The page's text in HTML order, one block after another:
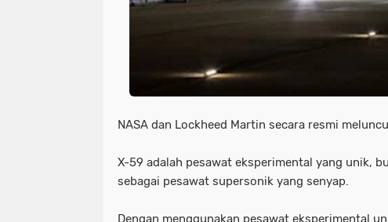
NASA dan Lockheed Martin secara resmi
X-59 adalah pesawat eksperimental yang unik,
sebagai pesawat supersonik yang senyap.
Dengan menggunakan pesawat eksperimental